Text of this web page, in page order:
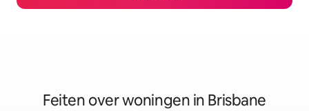
Feiten over woningen in Brisbane